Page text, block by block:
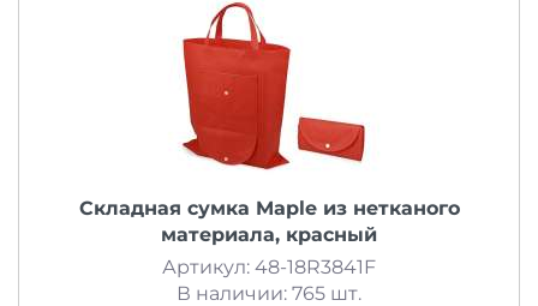
Складная сумка Maple из нетканого
материала, красный
Артикул: 48-18R3841F
В наличии: 765 шт.